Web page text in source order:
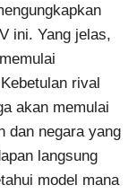
ini. Yang jelas,
rival
akan memulai
dan negara yang
langsung
model mana